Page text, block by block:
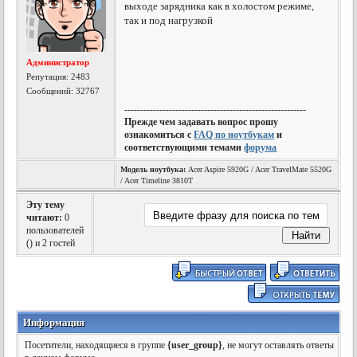
Администратор
Репутация:2483
Сообщений: 32767
выходе зарядника как в холостом режиме,
так и под нагрузкой
---------------------------------------------------------
Прежде чем задавать вопрос прошу
ознакомиться сFAQ по ноутбукам и
соответствующими темамифорума
Модель ноутбука: Acer Aspire 5920G / Acer TravelMate 5520G
/ Acer Timeline 3810T
Эту тему
читают: 0
пользователей
() и 2 гостей
Информация
Посетители, находящиеся в группе{user_group}, не могут оставлять ответы